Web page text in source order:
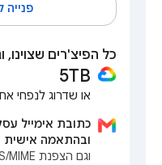
פנייה
כל הפיצ'רים שצוינו,
5TB
או שדרוג לנפחי
כתובת אימייל
ובהתאמה אישית
וגם הצפנת S/MIME